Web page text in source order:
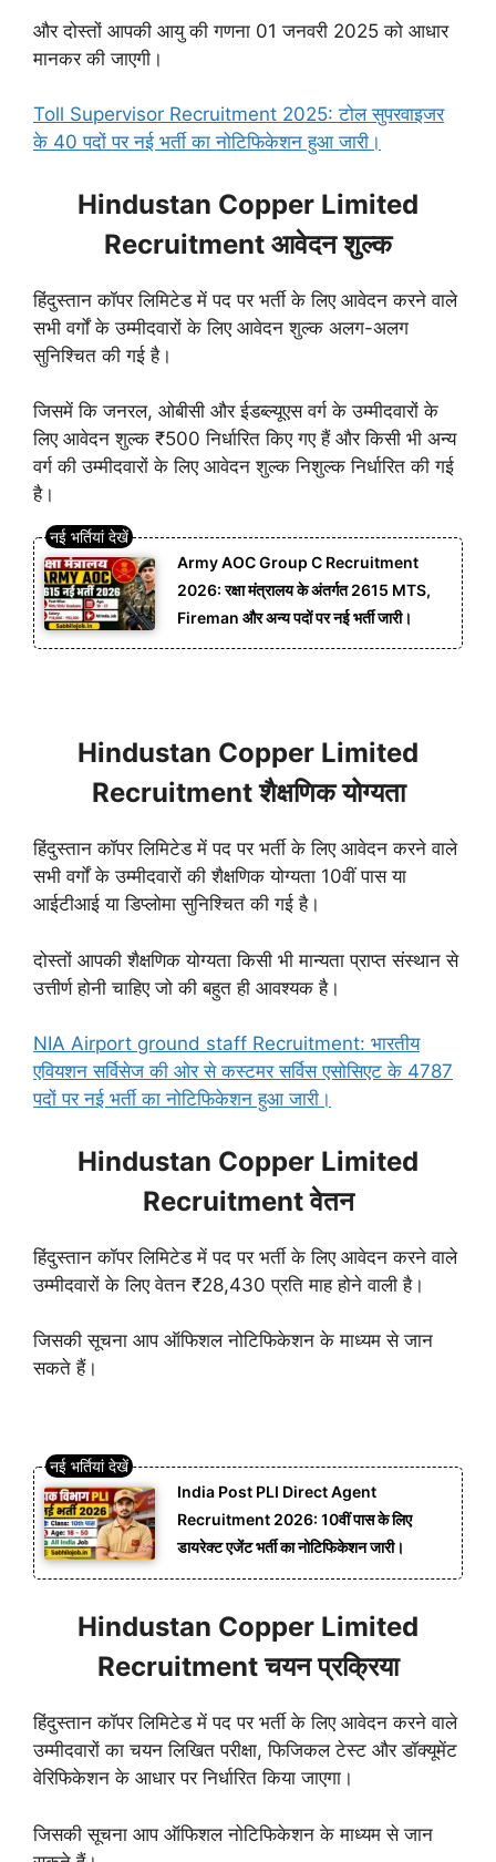
और दोस्तों आपकी आयु की गणना 01 जनवरी 2025 को आधार
मानकर की जाएगी।
Toll Supervisor Recruitment 2025: टोल सुपरवाइजर
के 40 पदों पर नई भर्ती का नोटिफिकेशन हुआ जारी।
Hindustan Copper Limited
Recruitment आवेदन शुल्क
हिंदुस्तान कॉपर लिमिटेड में पद पर भर्ती के लिए आवेदन करने वाले
सभी वर्गों के उम्मीदवारों के लिए आवेदन शुल्क अलग-अलग
सुनिश्चित की गई है।
जिसमें कि जनरल, ओबीसी और ईडब्ल्यूएस वर्ग के उम्मीदवारों के
लिए आवेदन शुल्क ₹500 निर्धारित किए गए हैं और किसी भी अन्य
वर्ग की उम्मीदवारों के लिए आवेदन शुल्क निशुल्क निर्धारित की गई
है।
Army AOC Group C Recruitment
2026: रक्षा मंत्रालय के अंतर्गत 2615 MTS,
Fireman और अन्य पदों पर नई भर्ती जारी।
Hindustan Copper Limited
Recruitment शैक्षणिक योग्यता
हिंदुस्तान कॉपर लिमिटेड में पद पर भर्ती के लिए आवेदन करने वाले
सभी वर्गों के उम्मीदवारों की शैक्षणिक योग्यता 10वीं पास या
आईटीआई या डिप्लोमा सुनिश्चित की गई है।
दोस्तों आपकी शैक्षणिक योग्यता किसी भी मान्यता प्राप्त संस्थान से
उत्तीर्ण होनी चाहिए जो की बहुत ही आवश्यक है।
NIA Airport ground staff Recruitment: भारतीय
एवियशन सर्विसेज की ओर से कस्टमर सर्विस एसोसिएट के 4787
पदों पर नई भर्ती का नोटिफिकेशन हुआ जारी।
Hindustan Copper Limited
Recruitment वेतन
हिंदुस्तान कॉपर लिमिटेड में पद पर भर्ती के लिए आवेदन करने वाले
उम्मीदवारों के लिए वेतन ₹28,430 प्रति माह होने वाली है।
जिसकी सूचना आप ऑफिशल नोटिफिकेशन के माध्यम से जान
सकते हैं।
India Post PLI Direct Agent
Recruitment 2026: 10वीं पास के लिए
डायरेक्ट एजेंट भर्ती का नोटिफिकेशन जारी।
Hindustan Copper Limited
Recruitment चयन प्रक्रिया
हिंदुस्तान कॉपर लिमिटेड में पद पर भर्ती के लिए आवेदन करने वाले
उम्मीदवारों का चयन लिखित परीक्षा, फिजिकल टेस्ट और डॉक्यूमेंट
वेरिफिकेशन के आधार पर निर्धारित किया जाएगा।
जिसकी सूचना आप ऑफिशल नोटिफिकेशन के माध्यम से जान